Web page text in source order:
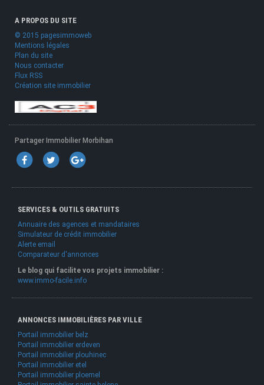
A PROPOS DU SITE
© 2015 pagesimmoweb
Mentions légales
Plan du site
Nous contacter
Flux RSS
Création site immobilier
Partager Immobilier Morbihan
SERVICES & OUTILS GRATUITS
Annuaire des agences et mandataires
Simulateur de crédit immobilier
Alerte email
Comparateur d'annonces
Le blog qui facilite vos projets immobilier :
www.immo-facile.info
ANNONCES IMMOBILIÈRES PAR VILLE
Portail immobilier belz
Portail immobilier erdeven
Portail immobilier plouhinec
Portail immobilier etel
Portail immobilier ploemel